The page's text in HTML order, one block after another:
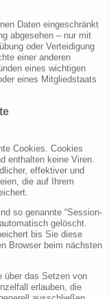
Daten eingeschränkt
abgesehen – nur mit
oder Verteidigung
einer anderen
eines wichtigen
eines Mitgliedstaats
Cookies. Cookies
enthalten keine Viren.
effektiver und
die auf Ihrem
so genannte “Session-
gelöscht.
bis Sie diese
Browser beim nächsten
über das Setzen von
erlauben, die